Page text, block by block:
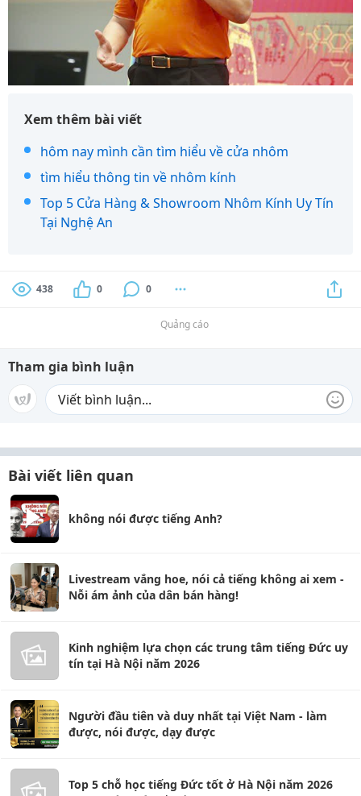
Xem thêm bài viết
hôm nay mình cần tìm hiểu về cửa nhôm
tìm hiểu thông tin về nhôm kính
Top 5 Cửa Hàng & Showroom Nhôm Kính Uy Tín
Tại Nghệ An
438 0 0
Quảng cáo
Tham gia bình luận
Bài viết liên quan
không nói được tiếng Anh?
Livestream vắng hoe, nói cả tiếng không ai xem -
Nỗi ám ảnh của dân bán hàng!
Kinh nghiệm lựa chọn các trung tâm tiếng Đức uy
tín tại Hà Nội năm 2026
Người đầu tiên và duy nhất tại Việt Nam - làm
được, nói được, dạy được
Top 5 chỗ học tiếng Đức tốt ở Hà Nội năm 2026